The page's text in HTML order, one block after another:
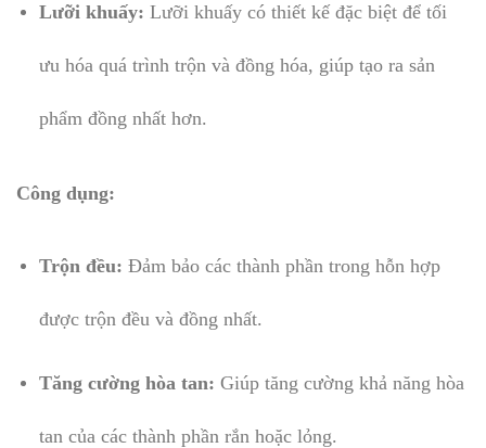
Lưỡi khuấy: Lưỡi khuấy có thiết kế đặc biệt để tối
ưu hóa quá trình trộn và đồng hóa, giúp tạo ra sản
phẩm đồng nhất hơn.
Công dụng:
Trộn đều: Đảm bảo các thành phần trong hỗn hợp
được trộn đều và đồng nhất.
Tăng cường hòa tan: Giúp tăng cường khả năng hòa
tan của các thành phần rắn hoặc lỏng.